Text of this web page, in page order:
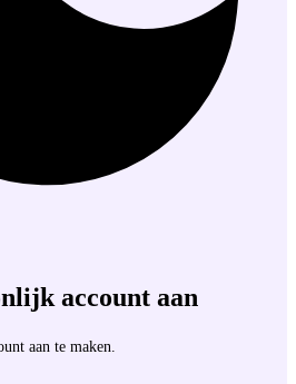
account aan
aan te maken.